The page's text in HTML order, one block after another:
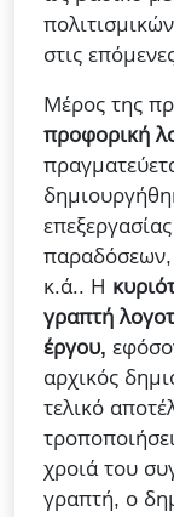
στις
Μέρος της
προφορική
κ.ά.. Η
γραπτή
έργου,
αρχικός
τελικό
χροιά του
γραπτή, ο